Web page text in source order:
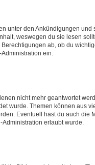
unter den Ankündigungen und
weswegen du sie lesen
ab, ob du
ein.
nicht mehr geantwortet
wurde. Themen können aus
Eventuell hast du auch die
erlaubt wurde.